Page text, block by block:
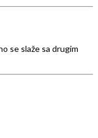
se slaže sa drugim